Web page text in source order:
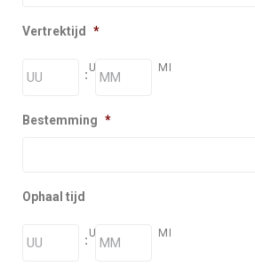
Vertrektijd *
: UR MI
Bestemming *
Ophaal tijd
: UR MI